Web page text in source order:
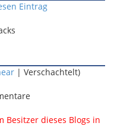
Eintrag
| Verschachtelt)
Besitzer dieses Blogs in